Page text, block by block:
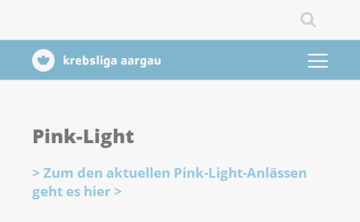
Pink-Light
> Zum den aktuellen Pink-Light-Anlässen
geht es hier >